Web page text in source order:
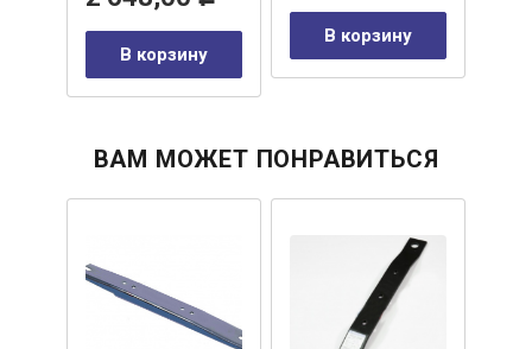
В корзину
В корзину
ВАМ МОЖЕТ ПОНРАВИТЬСЯ